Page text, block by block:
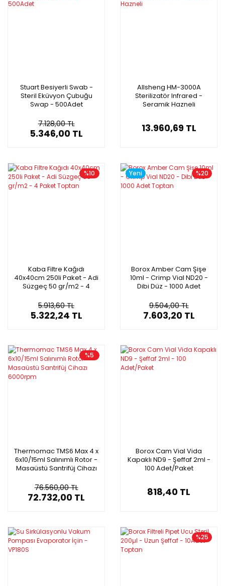
Stuart Besiyerli Swab -
Steril Eküvyon Çubuğu
Swap - 500Adet
7.128,00 TL
5.346,00 TL
Allsheng HM-3000A
Sterilizatör Infrared -
Seramik Hazneli
13.960,69 TL
%10
Kaba Filtre Kağıdı
40x40cm 250li Paket - Adi
Süzgeç 50 gr/m2 - 4
5.913,60 TL
5.322,24 TL
%20
Yeni
Borox Amber Cam Şişe
10ml - Crimp Vial ND20 -
Dibi Düz - 1000 Adet
9.504,00 TL
7.603,20 TL
%5
Thermomac TMS6 Max 4 x
6x10/15ml Salınımlı Rotor -
Masaüstü Santrifüj Cihazı
76.560,00 TL
72.732,00 TL
Borox Cam Vial Vida
Kapaklı ND9 - Şeffaf 2ml -
100 Adet/Paket
818,40 TL
%25